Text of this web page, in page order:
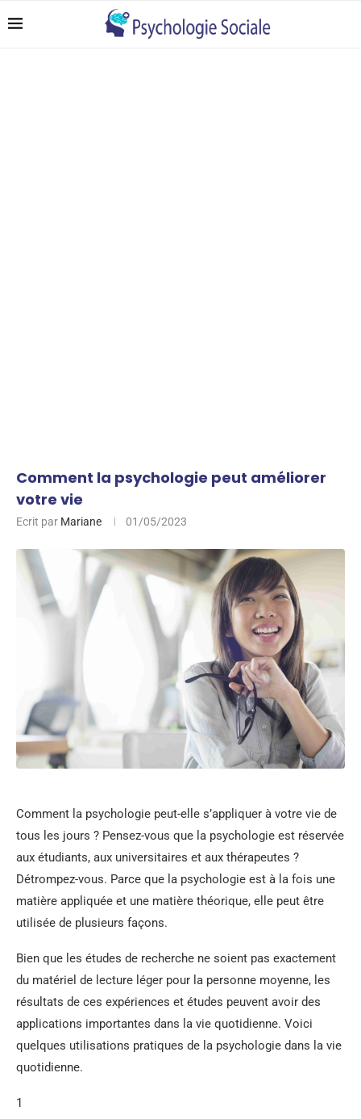
Comment la psychologie peut améliorer
votre vie
Ecrit par Mariane 01/05/2023
Comment la psychologie peut-elle s’appliquer à votre vie de
tous les jours ? Pensez-vous que la psychologie est réservée
aux étudiants, aux universitaires et aux thérapeutes ?
Détrompez-vous. Parce que la psychologie est à la fois une
matière appliquée et une matière théorique, elle peut être
utilisée de plusieurs façons.
Bien que les études de recherche ne soient pas exactement
du matériel de lecture léger pour la personne moyenne, les
résultats de ces expériences et études peuvent avoir des
applications importantes dans la vie quotidienne. Voici
quelques utilisations pratiques de la psychologie dans la vie
quotidienne.
1